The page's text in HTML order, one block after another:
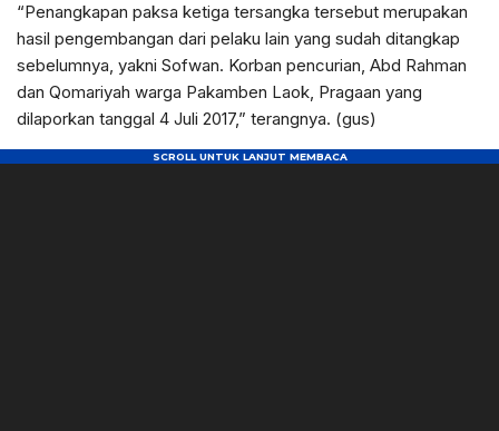
“Penangkapan paksa ketiga tersangka tersebut merupakan
hasil pengembangan dari pelaku lain yang sudah ditangkap
sebelumnya, yakni Sofwan. Korban pencurian, Abd Rahman
dan Qomariyah warga Pakamben Laok, Pragaan yang
dilaporkan tanggal 4 Juli 2017,” terangnya. (gus)